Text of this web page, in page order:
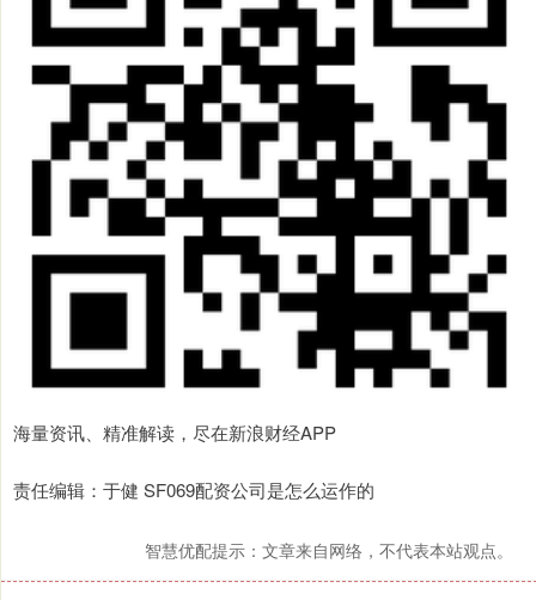
海量资讯、精准解读，尽在新浪财经APP
责任编辑：于健 SF069配资公司是怎么运作的
智慧优配提示：文章来自网络，不代表本站观点。